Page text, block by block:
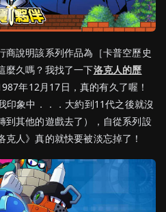
商說明該系列作品為［卡普空歷史
麼久嗎？我找了一下洛克人的歷
年12月17日，真的有久了喔！
印象中．．．大約到11代之後就沒
到其他的遊戲去了），自從系列設
克人》真的就快要被淡忘掉了！